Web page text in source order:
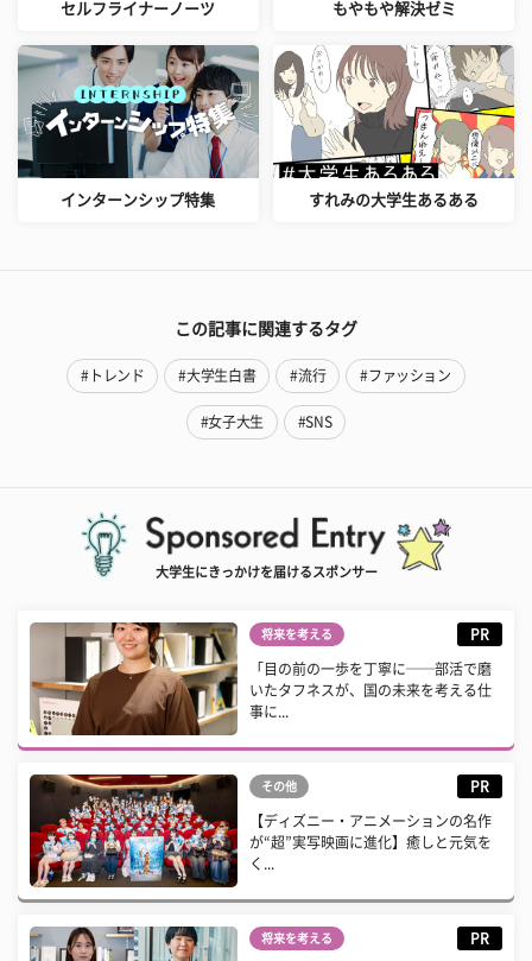
セルフライナーノーツ もやもや解決ゼミ
インターンシップ特集 すれみの大学生あるある
この記事に関連するタグ
#トレンド #大学生白書 #流行 #ファッション
#女子大生 #SNS
大学生にきっかけを届けるスポンサー
将来を考える PR
「目の前の一歩を丁寧に──部活で磨
いたタフネスが、国の未来を考える仕
事に...
その他 PR
【ディズニー・アニメーションの名作
が“超”実写映画に進化】癒しと元気を
く...
将来を考える PR